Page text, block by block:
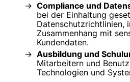
Compliance und
bei der Einhaltung
Datenschutzrichtlinien,
Zusammenhang mit
Kundendaten.
Ausbildung und
Mitarbeitern und
Technologien und